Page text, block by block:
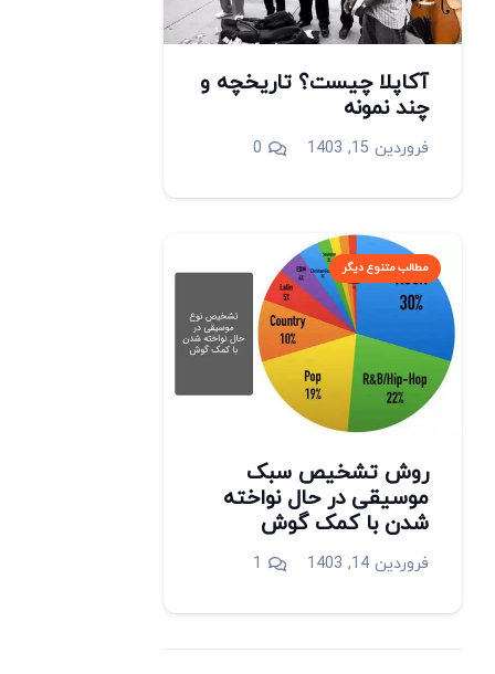
آکاپلا چیست؟ تاریخچه و
چند نمونه
فروردین 15, 1403 0
مطالب متنوع دیگر
روش تشخیص سبک
موسیقی در حال نواخته
شدن با کمک گوش
فروردین 14, 1403 1دیدگاه